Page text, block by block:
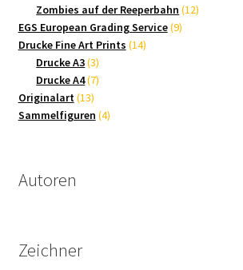
Produkte
Zombies auf der Reeperbahn 1212
EGS European Grading Service 99
Drucke Fine Art Prints 1414
Drucke A3 33
Produkte
Drucke A4 77
Originalart 1313
Produkte
Sammelfiguren 44
Autoren
Zeichner